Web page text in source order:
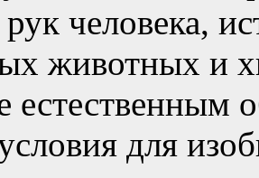
человека,
животных и
естественным
для